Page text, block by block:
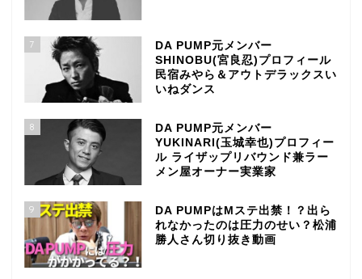
7
DA PUMP元メンバー
SHINOBU(宮良忍)プロフィール
民宿みやら＆アウトデラックスい
いねダンス
8
DA PUMP元メンバー
YUKINARI(玉城幸也)プロフィー
ル ライザップリバウンド兼ラー
メン屋オーナー実業家
9
DA PUMPはMステ出禁！？出ら
れなかったのは圧力のせい？松浦
勝人さん切り抜き動画